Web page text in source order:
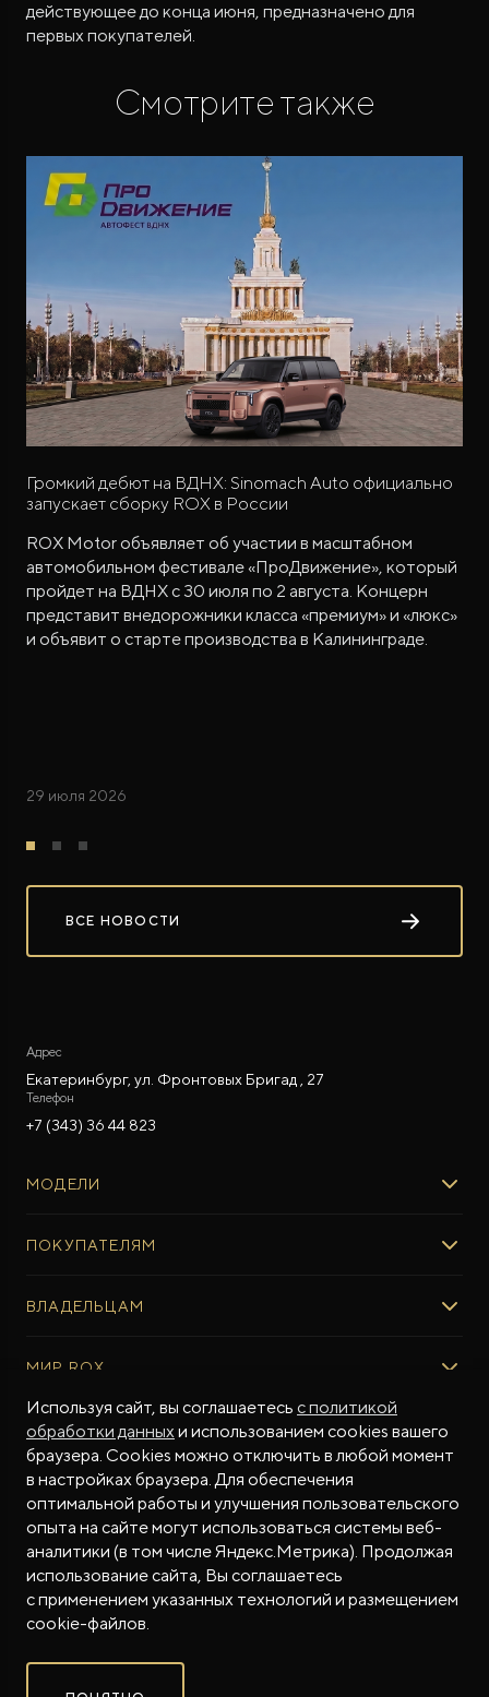
действующее до конца июня, предназначено для
первых покупателей.
Смотрите также
Громкий дебют на ВДНХ: Sinomach Auto официально
запускает сборку ROX в России
ROX Motor объявляет об участии в масштабном
автомобильном фестивале «ПроДвижение», который
пройдет на ВДНХ с 30 июля по 2 августа. Концерн
представит внедорожники класса «премиум» и «люкс»
и объявит о старте производства в Калининграде.
29 июля 2026
ВСЕ НОВОСТИ
Адрес
Екатеринбург, ул. Фронтовых Бригад , 27
Телефон
+7 (343) 36 44 823
МОДЕЛИ
ROX ADAMAS
ПОКУПАТЕЛЯМ
Авто в наличии
Тест-драйв
Специальные предложения
ФИНАНСЫ И УСЛУГИ
Финансовые программы
Рассчитать кредит
Трейд-ин
Калькулятор трейд-ин
Страхование
ВЛАДЕЛЬЦАМ
Регламент ТО
Программное обеспечение
ПОДДЕРЖКА
Гарантия производителя
Контракт гарантийной поддержки
Помощь на дорогах
Руководства по эксплуатации
Магазин приложений ROX
МИР ROX
О БРЕНДЕ
Бренд ROX
Дизайн Pininfarina
Новости
СМИ о нас
Истории владельцев
Часто задаваемые вопросы
СОТРУДНИЧЕСТВО
МЫ В СОЦСЕТЯХ
© 2026
Используя сайт, вы соглашаетесь с политикой
обработки данныхи использованием cookies вашего
браузера. Cookies можно отключить в любой момент
в настройках браузера. Для обеспечения
оптимальной работы и улучшения пользовательского
опыта на сайте могут использоваться системы веб-
аналитики (в том числе Яндекс.Метрика). Продолжая
использование сайта, Вы соглашаетесь
с применением указанных технологий и размещением
cookie-файлов.